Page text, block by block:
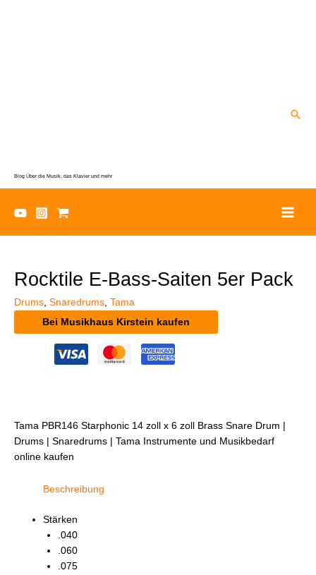
Blog Über die Musik, das Klavier und mehr
Rocktile E-Bass-Saiten 5er Pack
Drums Snaredrums Tama
Bei Musikhaus Kirstein kaufen
Tama PBR146 Starphonic 14 zoll x 6 zoll Brass Snare Drum |
Drums | Snaredrums | Tama Instrumente und Musikbedarf
online kaufen
Beschreibung
Stärken
.040
.060
.075